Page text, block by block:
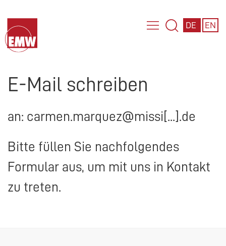
DE EN
E-Mail schreiben
an: carmen.marquez@missi[...].de
Bitte füllen Sie nachfolgendes
Formular aus, um mit uns in Kontakt
zu treten.